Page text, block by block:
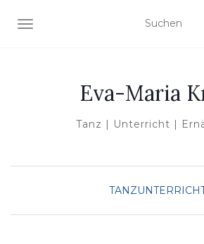
NAVIGATION UMSCHALTEN
Eva-Maria
Tanz | Unterricht |